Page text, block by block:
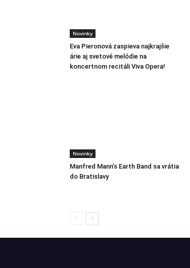
Novinky
Eva Pieronová zaspieva najkrajšie
árie aj svetové melódie na
koncertnom recitáli Viva Opera!
Novinky
Manfred Mann’s Earth Band sa vrátia
do Bratislavy